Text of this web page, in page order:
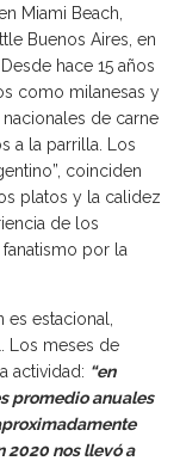
Miami Beach,
Buenos Aires, en
hace 15 años
como milanesas y
de carne
a la parrilla. Los
coinciden
platos y la calidez
de los
por la
es estacional,
Los meses de
actividad: “en
promedio anuales
2020 nos llevó a